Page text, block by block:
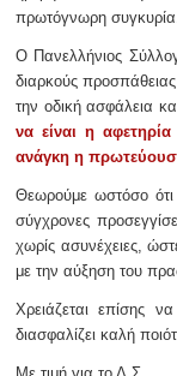
πρωτόγνωρη
Ο Πανελλήνιος
διαρκούς
την οδική ασφάλεια
να είναι η
ανάγκη η
Θεωρούμε ωστόσο ότι
σύγχρονες
χωρίς ασυνέχειες,
με την αύξηση του
Χρειάζεται επίσης
διασφαλίζει καλή